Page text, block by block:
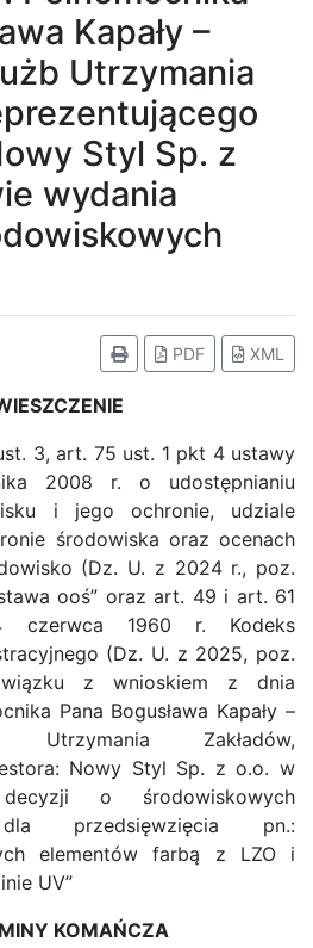
Kapały –
Utrzymania
Styl Sp. z
wydania
PDF XML
3, art. 75 ust. 1 pkt 4 ustawy
2008 r. o udostępnianiu
i jego ochronie, udziale
środowiska oraz ocenach
(Dz. U. z 2024 r., poz.
ooś” oraz art. 49 i art. 61
1960 r. Kodeks
(Dz. U. z 2025, poz.
z wnioskiem z dnia
Pana Bogusława Kapały –
Utrzymania Zakładów,
Nowy Styl Sp. z o.o. w
o środowiskowych
dla przedsięwzięcia pn.:
elementów farbą z LZO i
UV”
KOMAŃCZA